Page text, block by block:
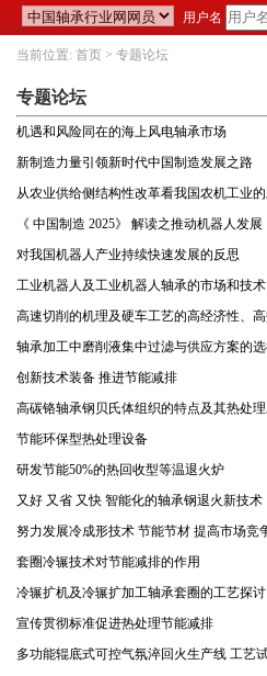
用户名
当前位置: 首页 > 专题论坛
专题论坛
机遇和风险同在的海上风电轴承市场
新制造力量引领新时代中国制造发展之路
从农业供给侧结构性改革看我国农机工业
《 中国制造 2025》 解读之推动机器人发展
对我国机器人产业持续快速发展的反思
工业机器人及工业机器人轴承的市场和技术
高速切削的机理及硬车工艺的高经济性、
轴承加工中磨削液集中过滤与供应方案的
创新技术装备 推进节能减排
高碳铬轴承钢贝氏体组织的特点及其热处
节能环保型热处理设备
研发节能50%的热回收型等温退火炉
又好 又省 又快 智能化的轴承钢退火新技术
努力发展冷成形技术 节能节材 提高市场竞
套圈冷辗技术对节能减排的作用
冷辗扩机及冷辗扩加工轴承套圈的工艺探讨
宣传贯彻标准促进热处理节能减排
多功能辊底式可控气氛淬回火生产线 工艺